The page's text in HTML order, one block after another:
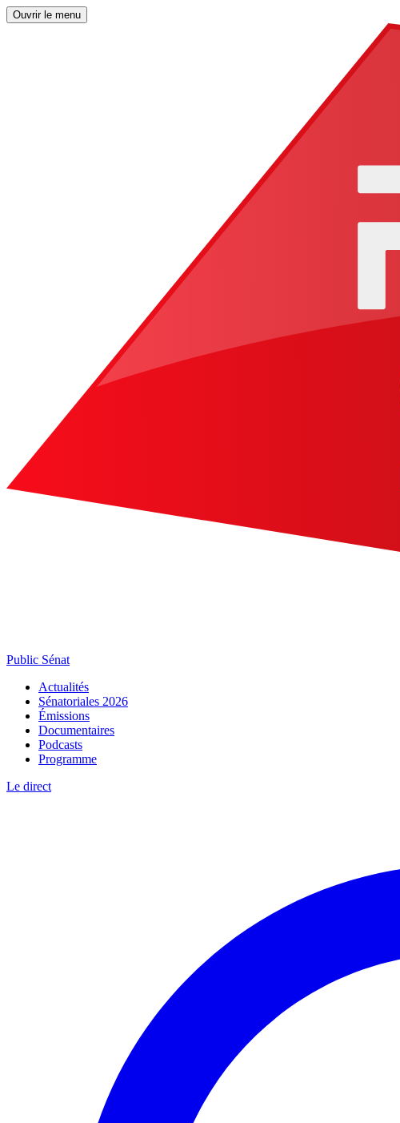
Ouvrir le menu
Public Sénat
Actualités
Sénatoriales 2026
Émissions
Documentaires
Podcasts
Programme
Le direct